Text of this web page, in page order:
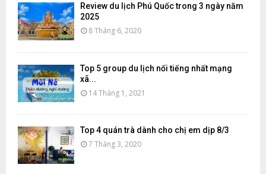
Review du lịch Phú Quốc trong 3 ngày năm
2025
8 Tháng 6, 2020
Top 5 group du lịch nổi tiếng nhất mạng
xã...
14 Tháng 1, 2021
Top 4 quán trà dành cho chị em dịp 8/3
7 Tháng 3, 2020